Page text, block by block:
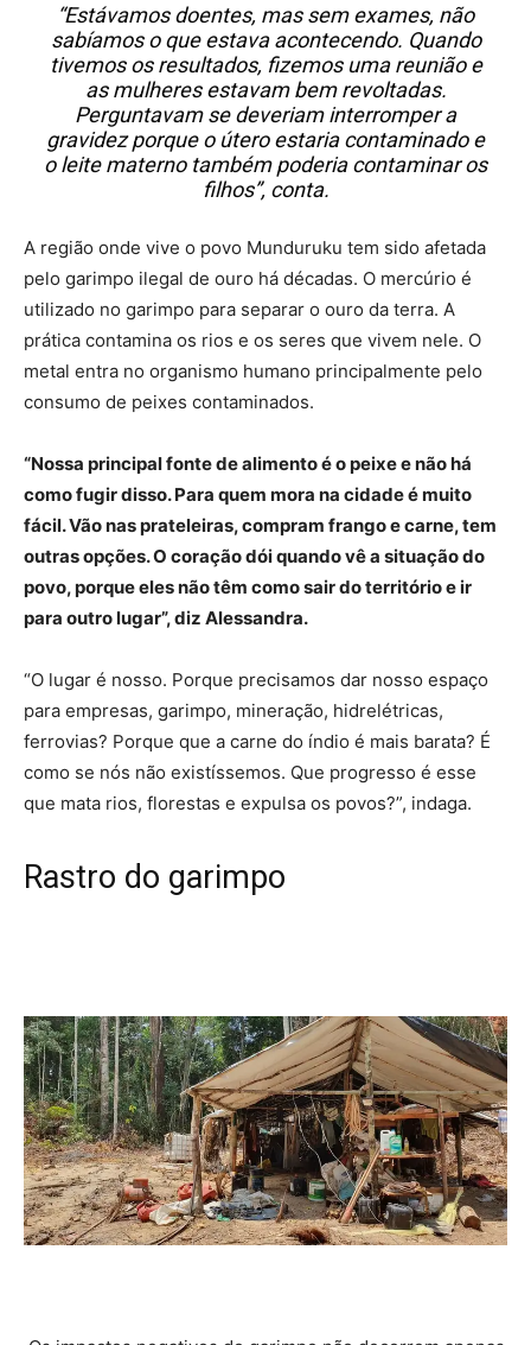
“Estávamos doentes, mas sem exames, não
sabíamos o que estava acontecendo. Quando
tivemos os resultados, fizemos uma reunião e
as mulheres estavam bem revoltadas.
Perguntavam se deveriam interromper a
gravidez porque o útero estaria contaminado e
o leite materno também poderia contaminar os
filhos”, conta.
A região onde vive o povo Munduruku tem sido afetada
pelo garimpo ilegal de ouro há décadas. O mercúrio é
utilizado no garimpo para separar o ouro da terra. A
prática contamina os rios e os seres que vivem nele. O
metal entra no organismo humano principalmente pelo
consumo de peixes contaminados.
“Nossa principal fonte de alimento é o peixe e não há
como fugir disso. Para quem mora na cidade é muito
fácil. Vão nas prateleiras, compram frango e carne, tem
outras opções. O coração dói quando vê a situação do
povo, porque eles não têm como sair do território e ir
para outro lugar”, diz Alessandra.
“O lugar é nosso. Porque precisamos dar nosso espaço
para empresas, garimpo, mineração, hidrelétricas,
ferrovias? Porque que a carne do índio é mais barata? É
como se nós não existíssemos. Que progresso é esse
que mata rios, florestas e expulsa os povos?”, indaga.
Rastro do garimpo